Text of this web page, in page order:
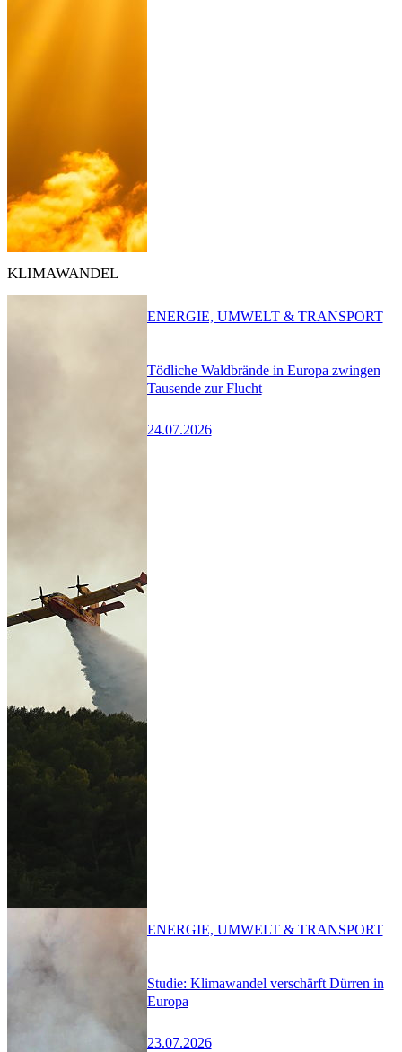
KLIMAWANDEL
Tödliche Waldbrände in Europa zwingen
Tausende zur Flucht
24.07.2026
ENERGIE, UMWELT & TRANSPORT
Studie: Klimawandel verschärft Dürren in
Europa
23.07.2026
ENERGIE, UMWELT & TRANSPORT